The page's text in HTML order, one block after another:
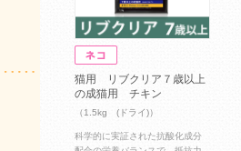
猫用 リブクリア７歳以上
の成猫用 チキン
（1.5kg (ドライ)）
科学的に実証された抗酸化成分